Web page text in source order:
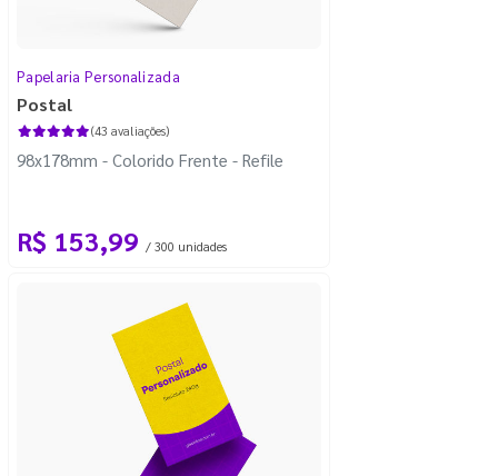
Papelaria Personalizada
Postal
(43 avaliações)
98x178mm - Colorido Frente - Refile
R$ 153,99 / 300 unidades